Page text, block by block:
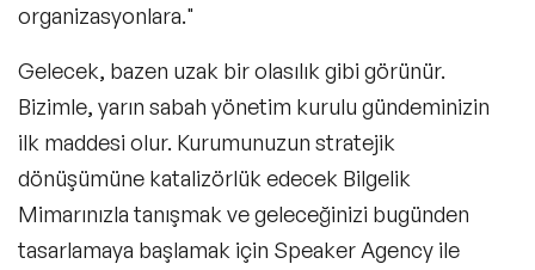
organizasyonlara."
Gelecek, bazen uzak bir olasılık gibi görünür.
Bizimle, yarın sabah yönetim kurulu gündeminizin
ilk maddesi olur. Kurumunuzun stratejik
dönüşümüne katalizörlük edecek Bilgelik
Mimarınızla tanışmak ve geleceğinizi bugünden
tasarlamaya başlamak için Speaker Agency ile